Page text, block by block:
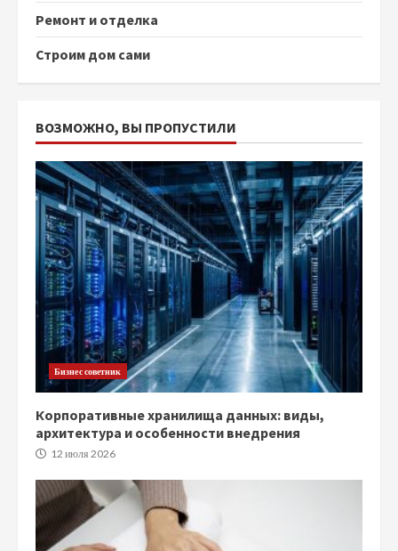
Ремонт и отделка
Строим дом сами
ВОЗМОЖНО, ВЫ ПРОПУСТИЛИ
Бизнес советник
Корпоративные хранилища данных: виды,
архитектура и особенности внедрения
12 июля 2026